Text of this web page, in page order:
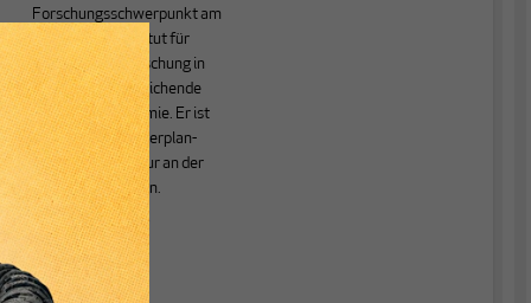
Forschungsschwerpunkt am
Max-Planck-Institut für
Gesellschaftsforschung in
Köln ist die Vergleichende
Politische Ökonomie. Er ist
Inhaber einer außerplan­
mäßigen Professur an der
Universität zu Köln.